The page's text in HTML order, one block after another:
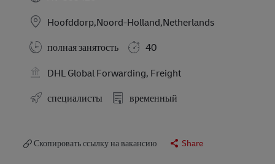
Hoofddorp,Noord-Holland,Netherlands
полная занятость
40
DHL Global Forwarding, Freight
специалисты
временный
Скопировать ссылку на вакансию Share